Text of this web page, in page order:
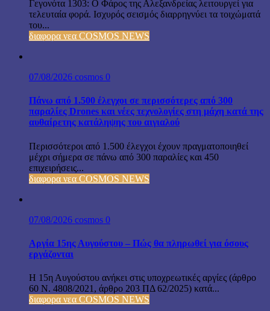
Γεγονότα 1303: Ο Φάρος της Αλεξανδρείας λειτουργεί για
τελευταία φορά. Ισχυρός σεισμός διαρρηγνύει τα τοιχώματά
του...
διαφορα νεα COSMOS NEWS
07/08/2026 cosmos 0
Πάνω από 1.500 έλεγχοι σε περισσότερες από 300
παραλίες Drones και νέες τεχνολογίες στη μάχη κατά της
αυθαίρετης κατάληψης του αιγιαλού
Περισσότεροι από 1.500 έλεγχοι έχουν πραγματοποιηθεί
μέχρι σήμερα σε πάνω από 300 παραλίες και 450
επιχειρήσεις...
διαφορα νεα COSMOS NEWS
07/08/2026 cosmos 0
Αργία 15ης Αυγούστου – Πώς θα πληρωθεί για όσους
εργάζονται
Η 15η Αυγούστου ανήκει στις υποχρεωτικές αργίες (άρθρο
60 Ν. 4808/2021, άρθρο 203 ΠΔ 62/2025) κατά...
διαφορα νεα COSMOS NEWS